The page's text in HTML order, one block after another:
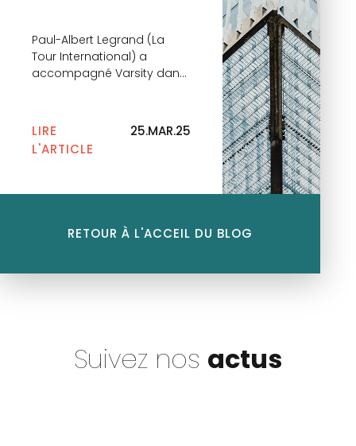
Paul-Albert Legrand (La
Tour International) a
accompagné Varsity dans
d’un montant de 18 millions
d’euros, a été menée par
Partech et accueille
historique. Rockfi est une
jeune fintech dédiée à la
LIRE
L'ARTICLE
25.MAR.25
RETOUR À L'ACCEIL DU BLOG
Suivez nos actus